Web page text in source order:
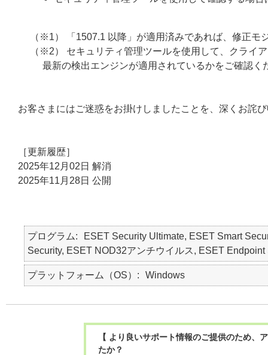
（※1） 「1507.1 以降」が適用済みであれば、修正モ
（※2） セキュリティ管理ツールを使用して、クライ
最新の検出エンジンが適用されているかをご確認く
お客さまにはご迷惑をお掛けしましたことを、深くお詫
［更新履歴］
2025年12月02日 解消
2025年11月28日 公開
プログラム
ESET Security Ultimate, ESET Smart
Security, ESET NOD32アンチウイルス, ESET
プラットフォーム（OS） Windows
【 より良いサポート情報のご提供のため
たか？